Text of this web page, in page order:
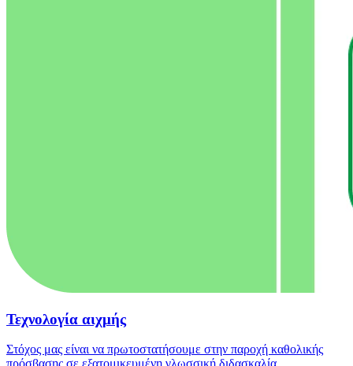
Τεχνολογία αιχμής
Στόχος μας είναι να πρωτοστατήσουμε στην παροχή καθολικής